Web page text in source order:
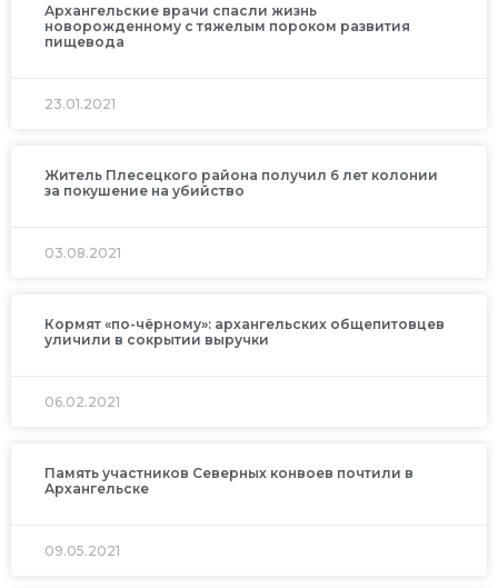
Архангельские врачи спасли жизнь
новорожденному с тяжелым пороком развития
пищевода
23.01.2021
Житель Плесецкого района получил 6 лет колонии
за покушение на убийство
03.08.2021
Кормят «по-чёрному»: архангельских общепитовцев
уличили в сокрытии выручки
06.02.2021
Память участников Северных конвоев почтили в
Архангельске
09.05.2021